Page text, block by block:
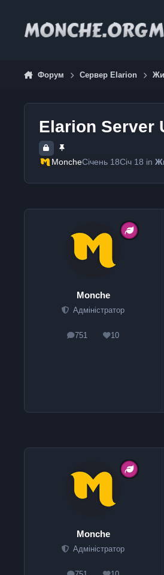
Форум Сервер Elarion
Elarion Server
MoncheСічень 18Січ 18 in
Monche
Адміністратор
751
posts 10
Reputation
Monche
Адміністратор